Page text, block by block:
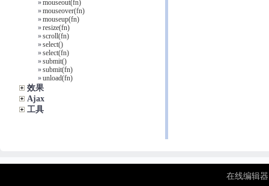
»mouseout(fn)
»mouseover(fn)
»mouseup(fn)
»resize(fn)
»scroll(fn)
»select()
»select(fn)
»submit()
»submit(fn)
»unload(fn)
效果
Ajax
工具
在线编辑器